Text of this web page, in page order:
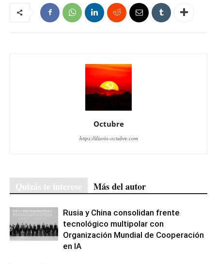
Octubre
https://diario-octubre.com
Quizás te interese Más del autor
Rusia y China consolidan frente
tecnológico multipolar con
Organización Mundial de Cooperación
en IA